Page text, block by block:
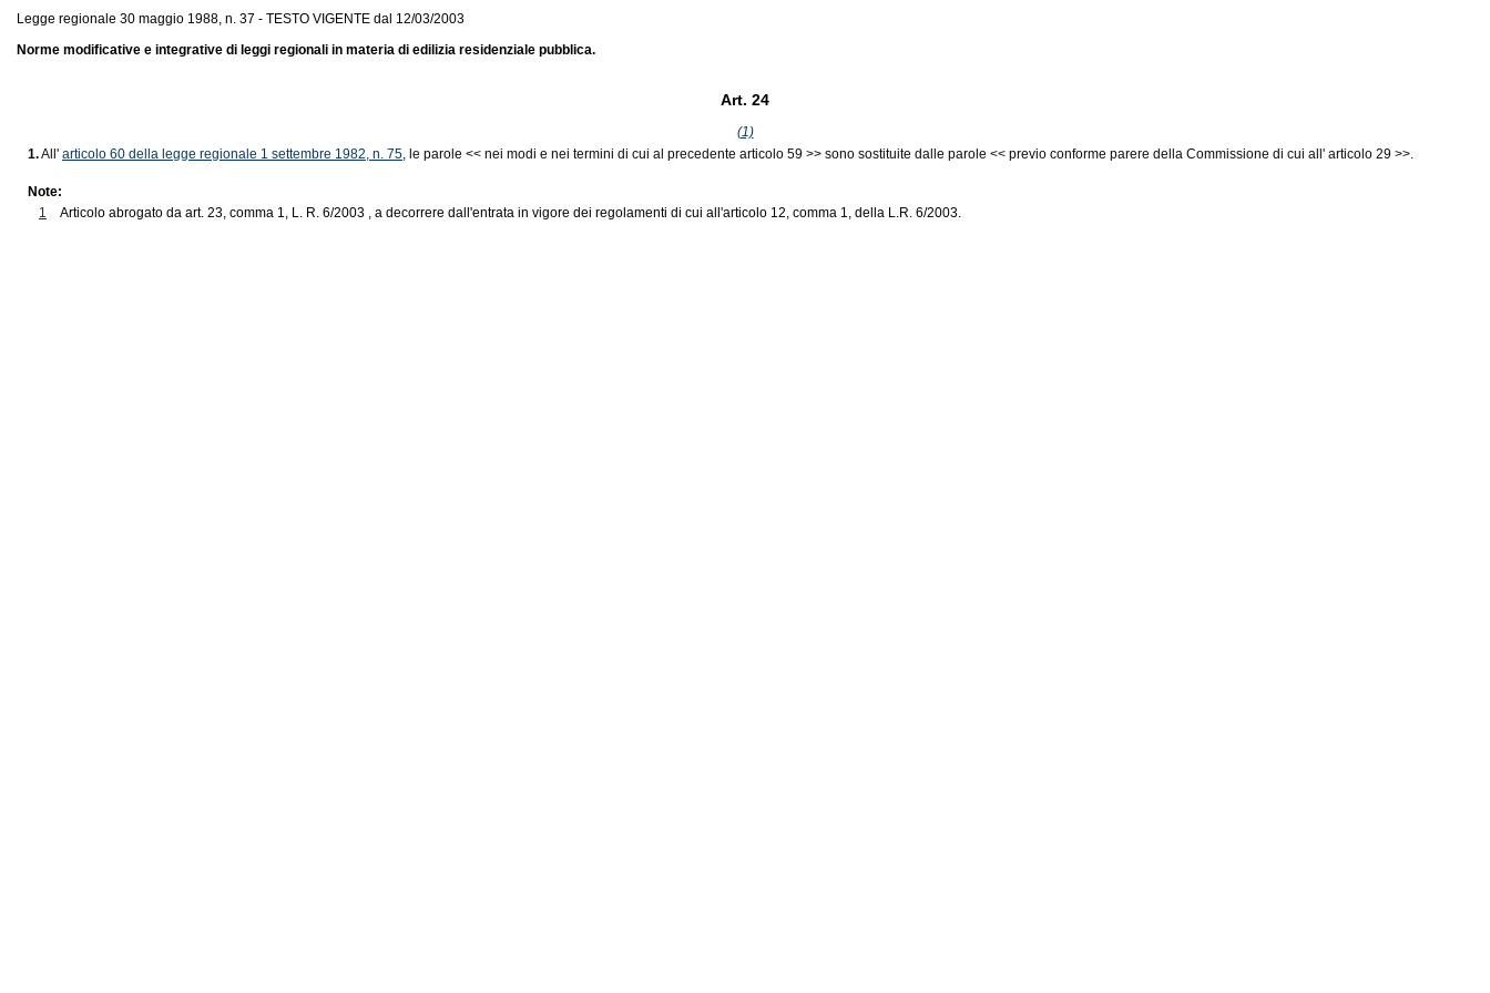
Legge regionale 30 maggio 1988, n. 37 - TESTO VIGENTE dal 12/03/2003
Norme modificative e integrative di leggi regionali in materia di edilizia residenziale pubblica.
Art. 24
(1)
1.All' articolo 60 della legge regionale 1 settembre 1982, n. 75, le parole << nei modi e nei termini di cui al precedente articolo 59 >> sono sostituite dalle parole << previo conforme parere della Commissione di cui all' articolo 29 >>.
Note:
1
Articolo abrogato da art. 23, comma 1, L. R. 6/2003 , a decorrere dall'entrata in vigore dei regolamenti di cui all'articolo 12, comma 1, della L.R. 6/2003.